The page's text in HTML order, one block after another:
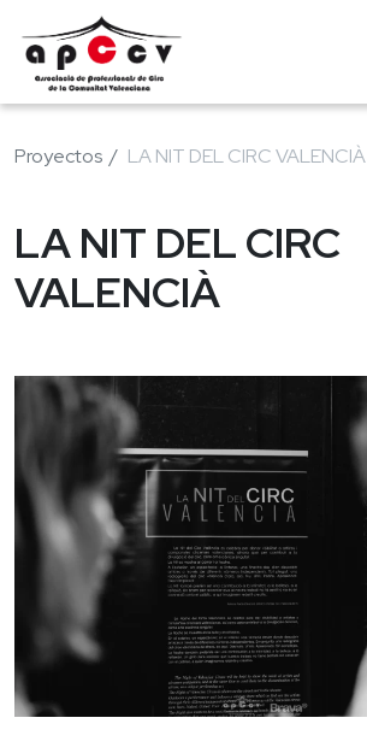
Proyectos LA NIT DEL CIRC VALENCIÀ
LA NIT DEL CIRC
VALENCIÀ